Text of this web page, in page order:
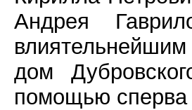
Андрея
дом
помощью сперва